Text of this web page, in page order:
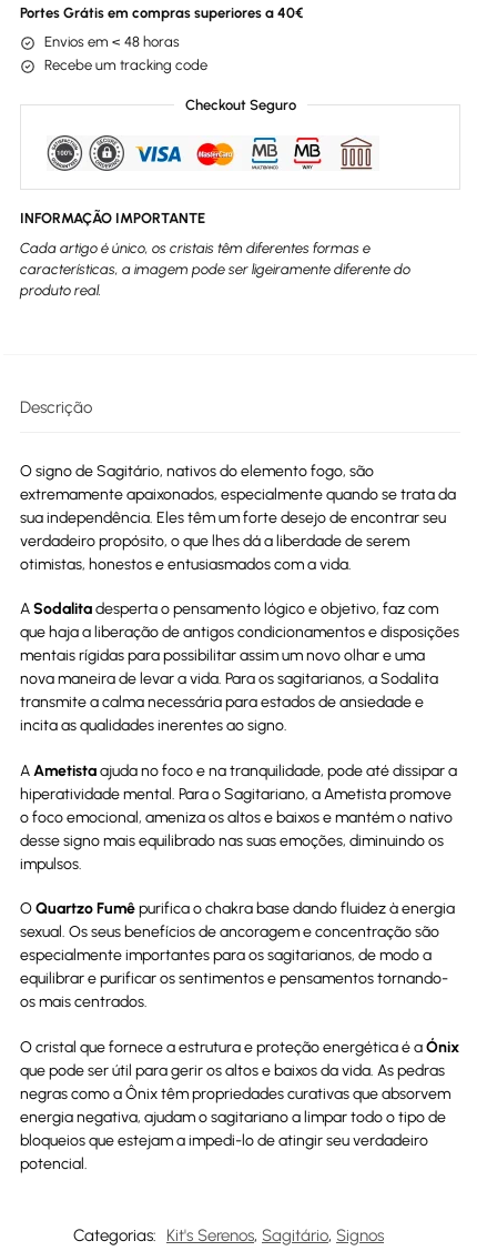
Portes Grátis em compras superiores a 40€
Envios em < 48 horas
Recebe um tracking code
Checkout Seguro
INFORMAÇÃO IMPORTANTE
Cada artigo é único, os cristais têm diferentes formas e
características, a imagem pode ser ligeiramente diferente do
produto real.
Descrição
O signo de Sagitário, nativos do elemento fogo, são
extremamente apaixonados, especialmente quando se trata da
sua independência. Eles têm um forte desejo de encontrar seu
verdadeiro propósito, o que lhes dá a liberdade de serem
otimistas, honestos e entusiasmados com a vida.
ASodalitadesperta o pensamento lógico e objetivo, faz com
que haja a liberação de antigos condicionamentos e disposições
mentais rígidas para possibilitar assim um novo olhar e uma
nova maneira de levar a vida. Para os sagitarianos, a Sodalita
transmite a calma necessária para estados de ansiedade e
incita as qualidades inerentes ao signo.
AAmetistaajuda no foco e na tranquilidade, pode até dissipar a
hiperatividade mental. Para o Sagitariano, a Ametista promove
o foco emocional, ameniza os altos e baixos e mantém o nativo
desse signo mais equilibrado nas suas emoções, diminuindo os
impulsos.
OQuartzo Fumêpurifica o chakra base dando fluidez à energia
sexual. Os seus benefícios de ancoragem e concentração são
especialmente importantes para os sagitarianos, de modo a
equilibrar e purificar os sentimentos e pensamentos tornando-
os mais centrados.
O cristal que fornece a estrutura e proteção energética é aÓnix
que pode ser útil para gerir os altos e baixos da vida. As pedras
negras como a Ônix têm propriedades curativas que absorvem
energia negativa, ajudam o sagitariano a limpar todo o tipo de
bloqueios que estejam a impedi-lo de atingir seu verdadeiro
potencial.
Categorias: Kit's Serenos, Sagitário, Signos